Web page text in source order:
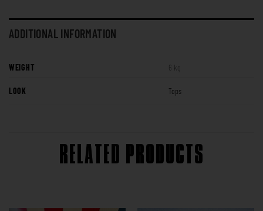
ADDITIONAL INFORMATION
WEIGHT 6 kg
LOOK Tops
RELATED PRODUCTS